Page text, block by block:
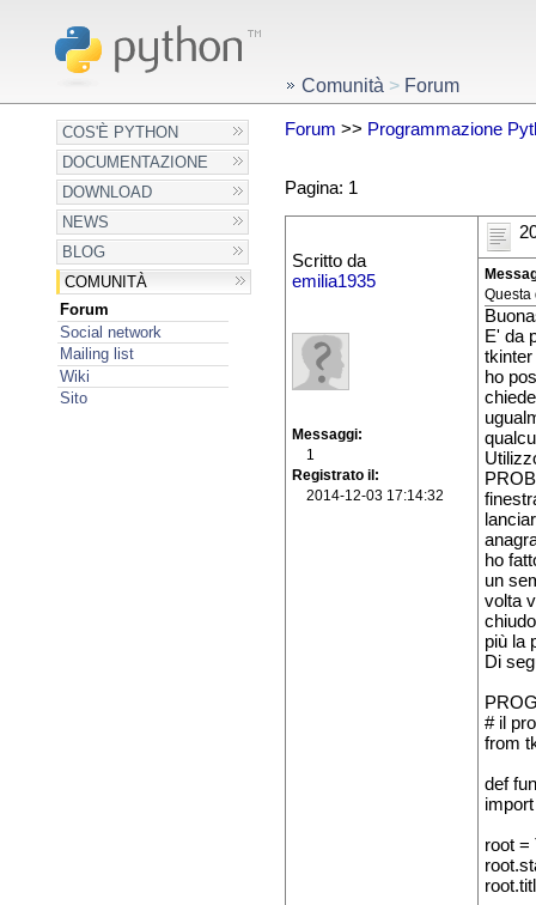
COS'È PYTHON
DOCUMENTAZIONE
DOWNLOAD
NEWS
BLOG
COMUNITÀ
Forum
Social network
Mailing list
Wiki
Sito
Comunità > Forum
Forum >> Programmazione
Pagina: 1
Scritto da
emilia1935
Messaggi
1
Registrato il
2014-12-03 17:14:32
Questa
E' da
ho
ho
un
volta
più la
Di
# il
from
def
root =